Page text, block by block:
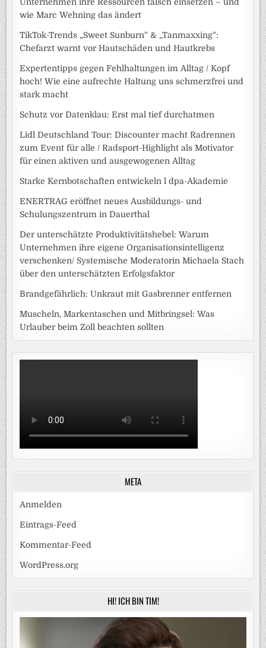
wie Marc Wehning das ändert
TikTok-Trends „Sweet Sunburn“ & „Tanmaxxing“:
Chefarzt warnt vor Hautschäden und Hautkrebs
Expertentipps gegen Fehlhaltungen im Alltag / Kopf
hoch! Wie eine aufrechte Haltung uns schmerzfrei und
stark macht
Schutz vor Datenklau: Erst mal tief durchatmen
Lidl Deutschland Tour: Discounter macht Radrennen
zum Event für alle / Radsport-Highlight als Motivator
für einen aktiven und ausgewogenen Alltag
Starke Kernbotschaften entwickeln l dpa-Akademie
ENERTRAG eröffnet neues Ausbildungs- und
Schulungszentrum in Dauerthal
Der unterschätzte Produktivitätshebel: Warum
Unternehmen ihre eigene Organisationsintelligenz
verschenken/ Systemische Moderatorin Michaela Stach
über den unterschätzten Erfolgsfaktor
Brandgefährlich: Unkraut mit Gasbrenner entfernen
Muscheln, Markentaschen und Mitbringsel: Was
Urlauber beim Zoll beachten sollten
META
Anmelden
Eintrags-Feed
Kommentar-Feed
WordPress.org
HI! ICH BIN TIM!